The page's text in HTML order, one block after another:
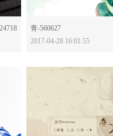
青-560627
2017-04-28 16:01:55